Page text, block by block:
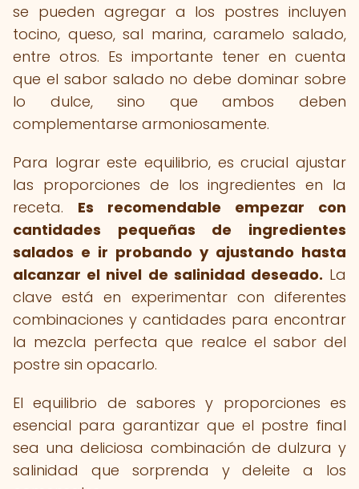
se pueden agregar a los postres incluyen
tocino, queso, sal marina, caramelo salado,
entre otros. Es importante tener en cuenta
que el sabor salado no debe dominar sobre
lo dulce, sino que ambos deben
complementarse armoniosamente.
Para lograr este equilibrio, es crucial ajustar
las proporciones de los ingredientes en la
receta. Es recomendable empezar con
cantidades pequeñas de ingredientes
salados e ir probando y ajustando hasta
alcanzar el nivel de salinidad deseado. La
clave está en experimentar con diferentes
combinaciones y cantidades para encontrar
la mezcla perfecta que realce el sabor del
postre sin opacarlo.
El equilibrio de sabores y proporciones es
esencial para garantizar que el postre final
sea una deliciosa combinación de dulzura y
salinidad que sorprenda y deleite a los